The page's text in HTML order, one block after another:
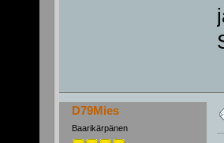
D79Mies
Baarikärpänen